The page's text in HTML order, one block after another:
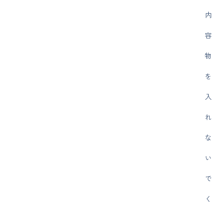
内
容
物
を
入
れ
な
い
で
く